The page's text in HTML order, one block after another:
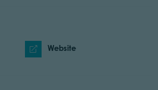
Website